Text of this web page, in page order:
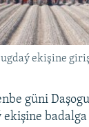
ekişine
güni
ekişine